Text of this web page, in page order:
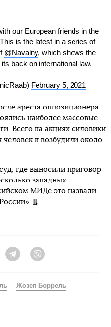
our European friends in the
is the latest in a series of
@Navalny, which shows the
back on international law.
February 5, 2021
ареста оппозиционера
наиболее массовые
Всего на акциях силовики
человек и возбудили около
где выносили приговор
западных
МИДе это назвали
Twitter Telegram
Жозеп Боррель